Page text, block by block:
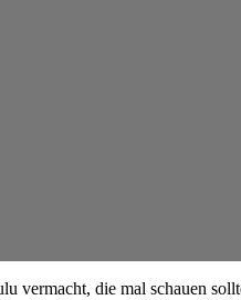
die mal schauen